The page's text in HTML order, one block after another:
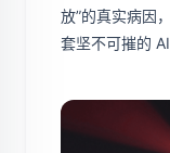
放”的真实病因
套坚不可摧的